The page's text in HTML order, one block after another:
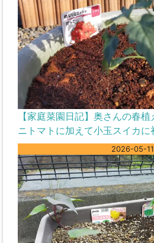
【家庭菜園日記】奥さんの春
ニトマトに加えて小玉スイカに
2026-05-11